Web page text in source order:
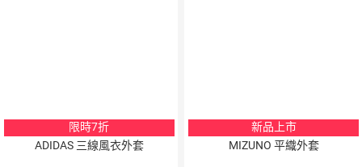
限時7折
ADIDAS 三線風衣外套
新品上市
MIZUNO 平織外套